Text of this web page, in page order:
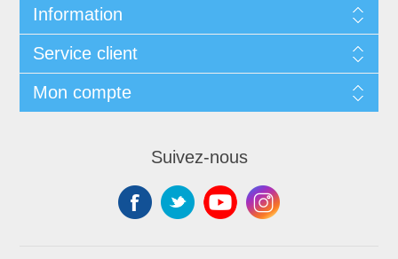
Information
Service client
Mon compte
Suivez-nous